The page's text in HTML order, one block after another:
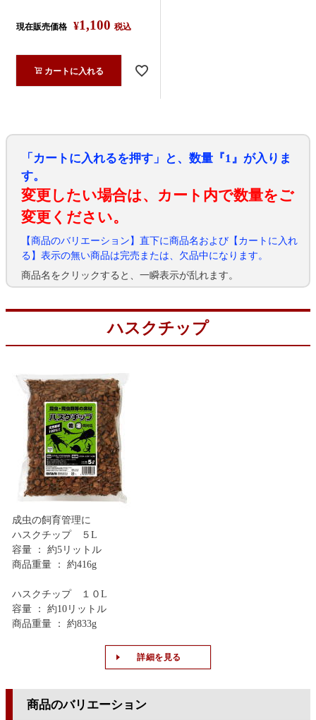
現在販売価格 ¥1,100 税込
カートに入れる
「カートに入れるを押す」と、数量『1』が入りま
す。
変更したい場合は、カート内で数量をご
変更ください。
【商品のバリエーション】直下に商品名および【カートに入れ
る】表示の無い商品は完売または、欠品中になります。
商品名をクリックすると、一瞬表示が乱れます。
ハスクチップ
成虫の飼育管理に
ハスクチップ ５L
容量 ： 約5リットル
商品重量 ： 約416g
ハスクチップ １０L
容量 ： 約10リットル
商品重量 ： 約833g
詳細を見る
商品のバリエーション